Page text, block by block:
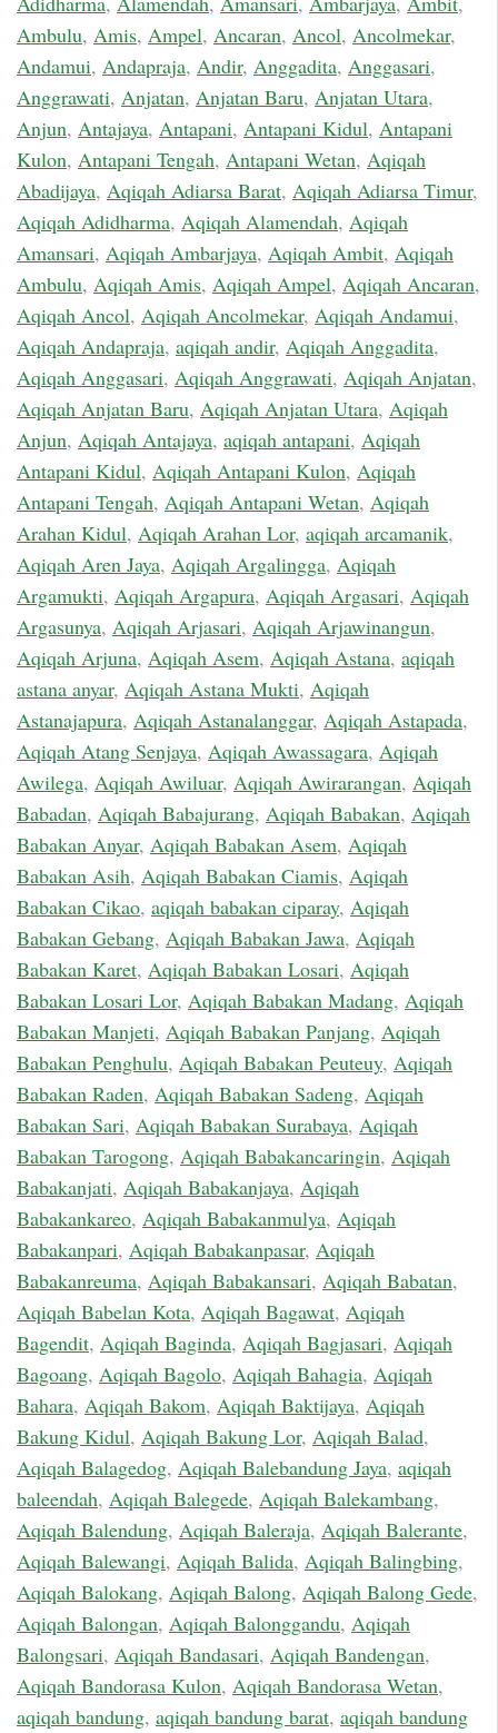
Ambulu, Amis, Ampel, Ancaran, Ancol, Ancolmekar,
Andamui, Andapraja, Andir, Anggadita, Anggasari,
Anggrawati, Anjatan, Anjatan Baru, Anjatan Utara,
Anjun, Antajaya, Antapani, Antapani Kidul, Antapani
Kulon, Antapani Tengah, Antapani Wetan, Aqiqah
Abadijaya, Aqiqah Adiarsa Barat, Aqiqah Adiarsa Timur,
Aqiqah Adidharma, Aqiqah Alamendah, Aqiqah
Amansari, Aqiqah Ambarjaya, Aqiqah Ambit, Aqiqah
Ambulu, Aqiqah Amis, Aqiqah Ampel, Aqiqah Ancaran,
Aqiqah Ancol, Aqiqah Ancolmekar, Aqiqah Andamui,
Aqiqah Andapraja, aqiqah andir, Aqiqah Anggadita,
Aqiqah Anggasari, Aqiqah Anggrawati, Aqiqah Anjatan,
Aqiqah Anjatan Baru, Aqiqah Anjatan Utara, Aqiqah
Anjun, Aqiqah Antajaya, aqiqah antapani, Aqiqah
Antapani Kidul, Aqiqah Antapani Kulon, Aqiqah
Antapani Tengah, Aqiqah Antapani Wetan, Aqiqah
Arahan Kidul, Aqiqah Arahan Lor, aqiqah arcamanik,
Aqiqah Aren Jaya, Aqiqah Argalingga, Aqiqah
Argamukti, Aqiqah Argapura, Aqiqah Argasari, Aqiqah
Argasunya, Aqiqah Arjasari, Aqiqah Arjawinangun,
Aqiqah Arjuna, Aqiqah Asem, Aqiqah Astana, aqiqah
astana anyar, Aqiqah Astana Mukti, Aqiqah
Astanajapura, Aqiqah Astanalanggar, Aqiqah Astapada,
Aqiqah Atang Senjaya, Aqiqah Awassagara, Aqiqah
Awilega, Aqiqah Awiluar, Aqiqah Awirarangan, Aqiqah
Babadan, Aqiqah Babajurang, Aqiqah Babakan, Aqiqah
Babakan Anyar, Aqiqah Babakan Asem, Aqiqah
Babakan Asih, Aqiqah Babakan Ciamis, Aqiqah
Babakan Cikao, aqiqah babakan ciparay, Aqiqah
Babakan Gebang, Aqiqah Babakan Jawa, Aqiqah
Babakan Karet, Aqiqah Babakan Losari, Aqiqah
Babakan Losari Lor, Aqiqah Babakan Madang, Aqiqah
Babakan Manjeti, Aqiqah Babakan Panjang, Aqiqah
Babakan Penghulu, Aqiqah Babakan Peuteuy, Aqiqah
Babakan Raden, Aqiqah Babakan Sadeng, Aqiqah
Babakan Sari, Aqiqah Babakan Surabaya, Aqiqah
Babakan Tarogong, Aqiqah Babakancaringin, Aqiqah
Babakanjati, Aqiqah Babakanjaya, Aqiqah
Babakankareo, Aqiqah Babakanmulya, Aqiqah
Babakanpari, Aqiqah Babakanpasar, Aqiqah
Babakanreuma, Aqiqah Babakansari, Aqiqah Babatan,
Aqiqah Babelan Kota, Aqiqah Bagawat, Aqiqah
Bagendit, Aqiqah Baginda, Aqiqah Bagjasari, Aqiqah
Bagoang, Aqiqah Bagolo, Aqiqah Bahagia, Aqiqah
Bahara, Aqiqah Bakom, Aqiqah Baktijaya, Aqiqah
Bakung Kidul, Aqiqah Bakung Lor, Aqiqah Balad,
Aqiqah Balagedog, Aqiqah Balebandung Jaya, aqiqah
baleendah, Aqiqah Balegede, Aqiqah Balekambang,
Aqiqah Balendung, Aqiqah Baleraja, Aqiqah Balerante,
Aqiqah Balewangi, Aqiqah Balida, Aqiqah Balingbing,
Aqiqah Balokang, Aqiqah Balong, Aqiqah Balong Gede,
Aqiqah Balongan, Aqiqah Balonggandu, Aqiqah
Balongsari, Aqiqah Bandasari, Aqiqah Bandengan,
Aqiqah Bandorasa Kulon, Aqiqah Bandorasa Wetan,
aqiqah bandung, aqiqah bandung barat, aqiqah bandung